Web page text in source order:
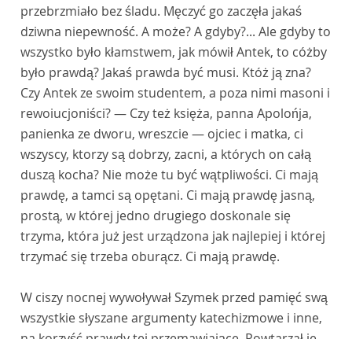
przebrzmiało bez śladu. Męczyć go zaczęła jakaś
dziwna niepewność. A może? A gdyby?... Ale gdyby to
wszystko było kłamstwem, jak mówił Antek, to cóżby
było prawdą? Jakaś prawda być musi. Któż ją zna?
Czy Antek ze swoim studentem, a poza nimi masoni i
rewoiucjoniści? — Czy też księża, panna Apolońja,
panienka ze dworu, wreszcie — ojciec i matka, ci
wszyscy, ktorzy są dobrzy, zacni, a których on całą
duszą kocha? Nie może tu być wątpliwości. Ci mają
prawdę, a tamci są opętani. Ci mają prawdę jasną,
prostą, w której jedno drugiego doskonale się
trzyma, która już jest urządzona jak najlepiej i której
trzymać się trzeba oburącz. Ci mają prawdę.
W ciszy nocnej wywoływał Szymek przed pamięć swą
wszystkie słyszane argumenty katechizmowe i inne,